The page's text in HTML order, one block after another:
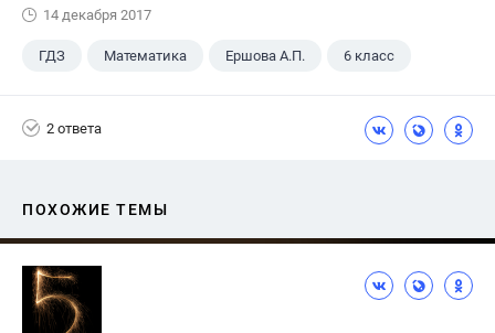
14 декабря 2017
ГДЗ Математика Ершова А.П. 6 класс
2 ответа
ПОХОЖИЕ ТЕМЫ